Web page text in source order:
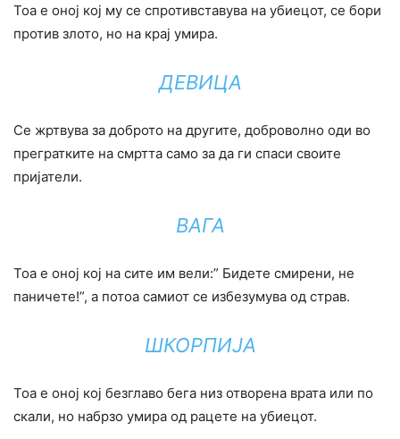
Тоа е оној кој му се спротивставува на убиецот, се бори
против злото, но на крај умира.
ДЕВИЦА
Се жртвува за доброто на другите, доброволно оди во
прегратките на смртта само за да ги спаси своите
пријатели.
ВАГА
Тоа е оној кој на сите им вели:” Бидете смирени, не
паничете!”, а потоа самиот се избезумува од страв.
ШКОРПИЈА
Тоа е оној кој безглаво бега низ отворена врата или по
скали, но набрзо умира од рацете на убиецот.